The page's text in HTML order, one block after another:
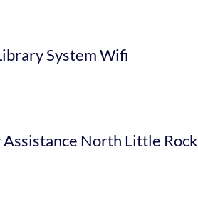
System Wifi
North Little Rock